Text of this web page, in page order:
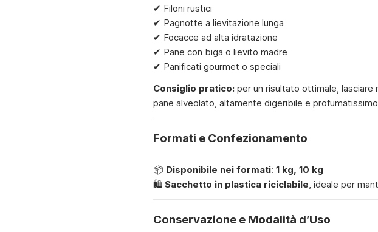
✔ Filoni rustici
✔ Pagnotte a lievitazione lunga
✔ Focacce ad alta idratazione
✔ Pane con biga o lievito madre
✔ Panificati gourmet o speciali
Consiglio pratico: per un risultato ottimale, lasciare
pane alveolato, altamente digeribile e
Formati e Confezionamento
📦 Disponibile nei formati: 1 kg, 10 kg
🛍 Sacchetto in plastica riciclabile, ideale per
Conservazione e Modalità d’Uso